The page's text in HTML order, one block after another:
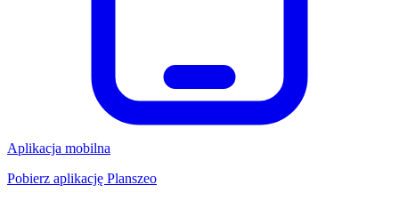
Aplikacja mobilna
Pobierz aplikację Planszeo